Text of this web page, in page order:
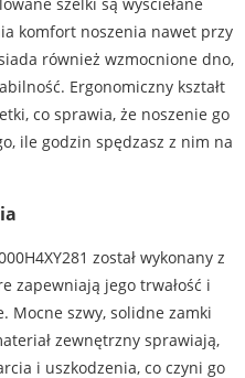
komfort noszenia nawet przy
również wzmocnione dno,
Ergonomiczny kształt
co sprawia, że noszenie go
ile godzin spędzasz z nim na
został wykonany z
zapewniają jego trwałość i
Mocne szwy, solidne zamki
zewnętrzny sprawiają,
i uszkodzenia, co czyni go